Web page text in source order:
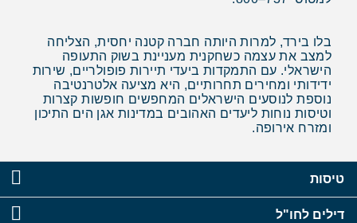
בלו בירד, למרות היותה חברה קטנה יחסית, הצליחה
למצב את עצמה כשחקנית מעניינת בשוק התעופה
הישראלי. עם התמקדות ביעדי תיירות פופולריים, שירות
ידידותי ומחירים תחרותיים, היא מציעה אלטרנטיבה
נוספת לנוסעים הישראלים המחפשים חופשות קצרות
וטיסות נוחות ליעדים האהובים במדינות אגן הים התיכון
ומזרח אירופה.
טיסות
דילים לחו"ל